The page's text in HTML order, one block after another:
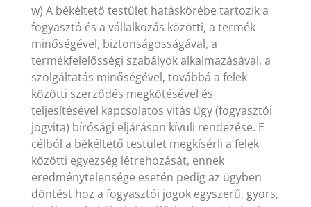
w) A békéltető testület hatáskörébe tartozik a
fogyasztó és a vállalkozás közötti, a termék
minőségével, biztonságosságával, a
termékfelelősségi szabályok alkalmazásával, a
szolgáltatás minőségével, továbbá a felek
közötti szerződés megkötésével és
teljesítésével kapcsolatos vitás ügy (fogyasztói
jogvita) bírósági eljáráson kívüli rendezése. E
célból a békéltető testület megkísérli a felek
közötti egyezség létrehozását, ennek
eredménytelensége esetén pedig az ügyben
döntést hoz a fogyasztói jogok egyszerű, gyors,